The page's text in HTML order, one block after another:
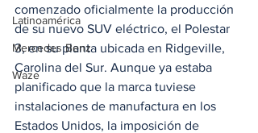
Latinoamérica
Mercedes Benz
Waze
comenzado oficialmente la producción
de su nuevo SUV eléctrico, el Polestar
3, en su planta ubicada en Ridgeville,
Carolina del Sur. Aunque ya estaba
planificado que la marca tuviese
instalaciones de manufactura en los
Estados Unidos, la imposición de